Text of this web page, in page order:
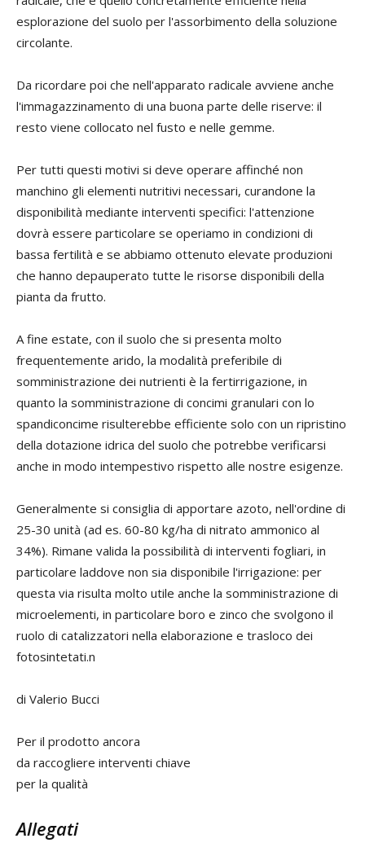
esplorazione del suolo per l'assorbimento della soluzione
circolante.
Da ricordare poi che nell'apparato radicale avviene anche
l'immagazzinamento di una buona parte delle riserve: il
resto viene collocato nel fusto e nelle gemme.
Per tutti questi motivi si deve operare affinché non
manchino gli elementi nutritivi necessari, curandone la
disponibilità mediante interventi specifici: l'attenzione
dovrà essere particolare se operiamo in condizioni di
bassa fertilità e se abbiamo ottenuto elevate produzioni
che hanno depauperato tutte le risorse disponibili della
pianta da frutto.
A fine estate, con il suolo che si presenta molto
frequentemente arido, la modalità preferibile di
somministrazione dei nutrienti è la fertirrigazione, in
quanto la somministrazione di concimi granulari con lo
spandiconcime risulterebbe efficiente solo con un ripristino
della dotazione idrica del suolo che potrebbe verificarsi
anche in modo intempestivo rispetto alle nostre esigenze.
Generalmente si consiglia di apportare azoto, nell'ordine di
25-30 unità (ad es. 60-80 kg/ha di nitrato ammonico al
34%). Rimane valida la possibilità di interventi fogliari, in
particolare laddove non sia disponibile l'irrigazione: per
questa via risulta molto utile anche la somministrazione di
microelementi, in particolare boro e zinco che svolgono il
ruolo di catalizzatori nella elaborazione e trasloco dei
fotosintetati.n
di Valerio Bucci
Per il prodotto ancora
da raccogliere interventi chiave
per la qualità
Allegati